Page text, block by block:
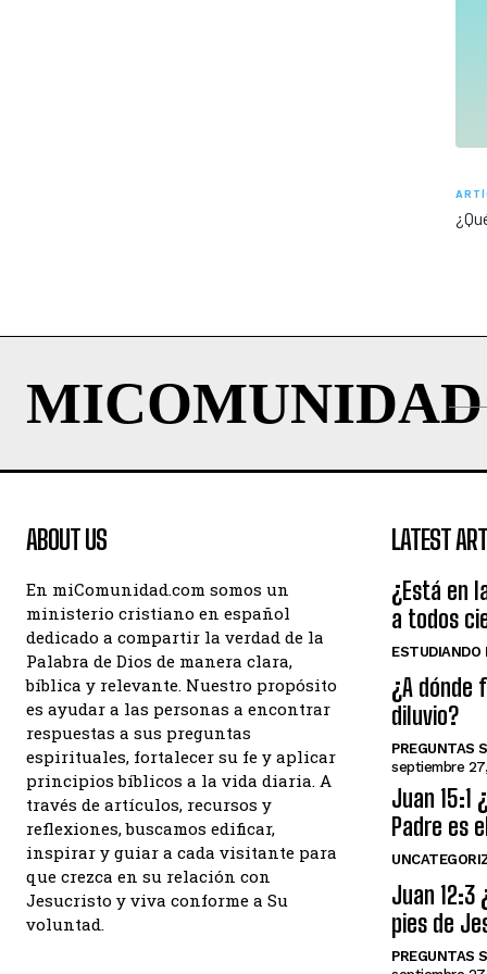
MICOMUNIDAD
ABOUT US
En miComunidad.com somos un
ministerio cristiano en español
dedicado a compartir la verdad de la
Palabra de Dios de manera clara,
bíblica y relevante. Nuestro propósito
es ayudar a las personas a encontrar
respuestas a sus preguntas
espirituales, fortalecer su fe y aplicar
principios bíblicos a la vida diaria. A
través de artículos, recursos y
reflexiones, buscamos edificar,
inspirar y guiar a cada visitante para
que crezca en su relación con
Jesucristo y viva conforme a Su
voluntad.
LATEST
¿Está en
a todos
ESTUDIANDO
¿A dónde
diluvio?
PREGUNTAS
septiembre
Juan 15:1
Padre es
Juan 12:3
pies de
PREGUNTAS